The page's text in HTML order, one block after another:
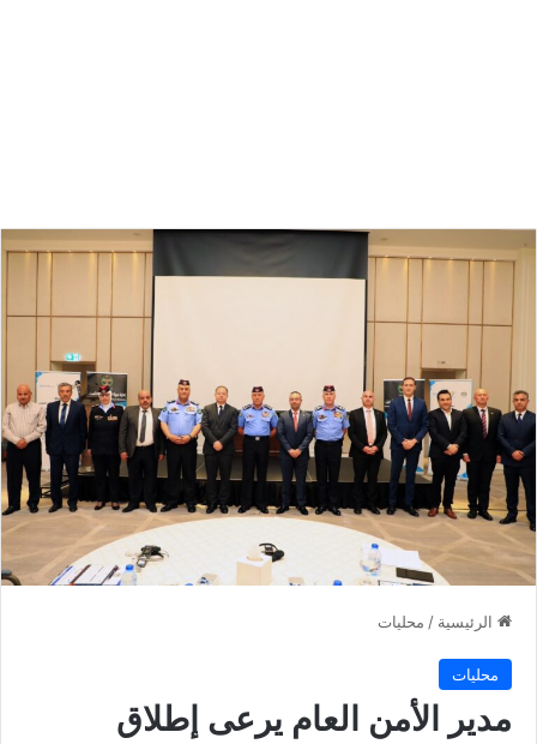
الرئيسية / محليات
محليات
مدير الأمن العام يرعى إطلاق